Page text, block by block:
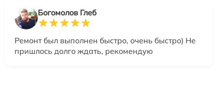
Богомолов Глеб
Ремонт был выполнен быстро, очень быстро) Не
пришлось долго ждать, рекомендую